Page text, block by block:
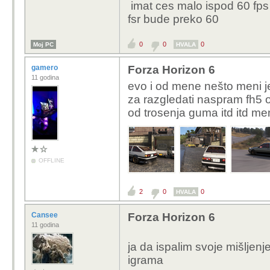
Volio bih kupiti 4k
preslab HW da
imat ces malo ispod 60
fsr bude preko 60
Moj PC 0 0 HVALA 0
gamero
11 godina
OFFLINE
Forza Horizon 6
evo i od mene nešto meni
za razgledati naspram fh5
od trosenja guma itd itd
2 0 HVALA 0
Cansee
11 godina
Forza Horizon 6
ja da ispalim svoje
igrama